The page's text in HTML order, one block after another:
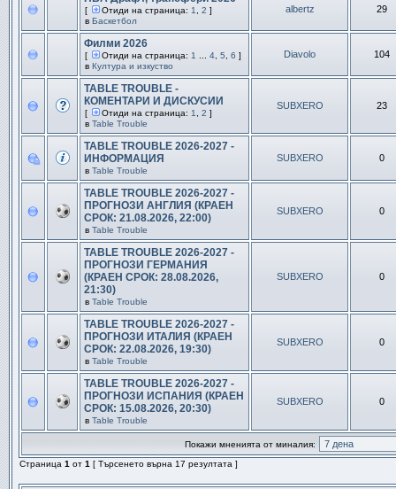
[ Отиди на страница: 1 2 ]
в Баскетбол
albertz 29
Филми 2026
[ Отиди на страница: 1 4 5 6 ]
в Култура и изкуство
Diavolo 104
TABLE TROUBLE -
КОМЕНТАРИ И ДИСКУСИИ
[ Отиди на страница: 1 2 ]
в Table Trouble
SUBXERO 23
TABLE TROUBLE 2026-2027 -
ИНФОРМАЦИЯ
в Table Trouble
SUBXERO 0
TABLE TROUBLE 2026-2027 -
ПРОГНОЗИ АНГЛИЯ (КРАЕН
СРОК: 21.08.2026, 22:00)
в Table Trouble
SUBXERO 0
TABLE TROUBLE 2026-2027 -
ПРОГНОЗИ ГЕРМАНИЯ
(КРАЕН СРОК: 28.08.2026,
21:30)
в Table Trouble
SUBXERO 0
TABLE TROUBLE 2026-2027 -
ПРОГНОЗИ ИТАЛИЯ (КРАЕН
СРОК: 22.08.2026, 19:30)
в Table Trouble
SUBXERO 0
TABLE TROUBLE 2026-2027 -
ПРОГНОЗИ ИСПАНИЯ (КРАЕН
СРОК: 15.08.2026, 20:30)
в Table Trouble
SUBXERO 0
Покажи мненията от миналия:
Страница 1 от 1 [ Търсенето върна 17 резултата ]